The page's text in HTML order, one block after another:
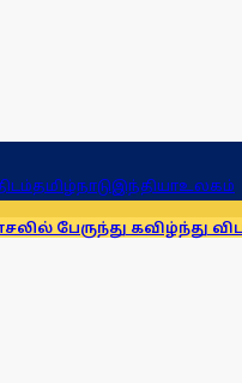
தமிழ்நாடுஇந்தியாஉலகம்
விபத்து! 7 பேர்